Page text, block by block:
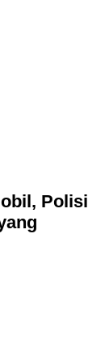
Polisi